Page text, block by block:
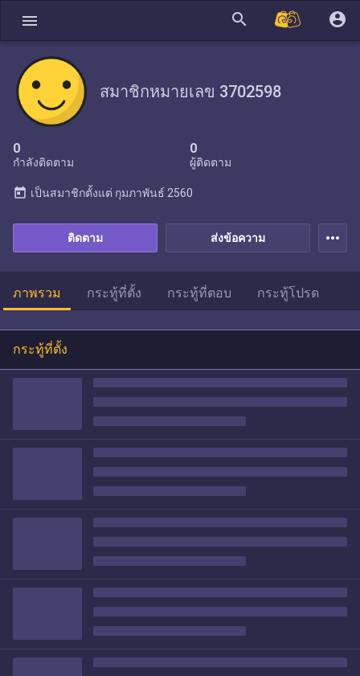
menu search account_circle
สมาชิกหมายเลข 3702598
0
กำลังติดตาม
0
ผู้ติดตาม
ส่งข้อความ
ติดตาม
today เป็นสมาชิกตั้งแต่ กุมภาพันธ์ 2560
more_horiz
ภาพรวม กระทู้ที่ตั้ง กระทู้ที่ตอบ กระทู้โปรด
กระทู้ที่ตั้ง